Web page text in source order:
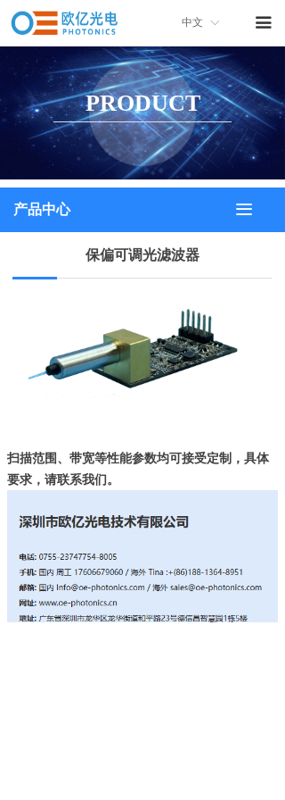
끀
首页
关于我们
产品中心
产品画册
联系我们
ꀅ
中文
保偏可调光滤波器
扫描范围、带宽等性能参数均可接受定制，具体
要求，请联系我们。
产品中心 끀
PRODUCT